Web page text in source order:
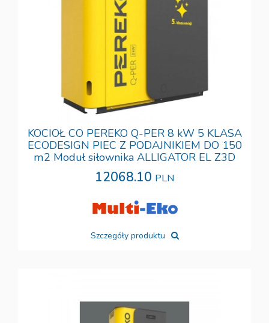
KOCIOŁ CO PEREKO Q-PER 8 kW 5 KLASA
ECODESIGN PIEC Z PODAJNIKIEM DO 150
m2 Moduł siłownika ALLIGATOR EL Z3D
12068.10 PLN
Szczegóły produktu